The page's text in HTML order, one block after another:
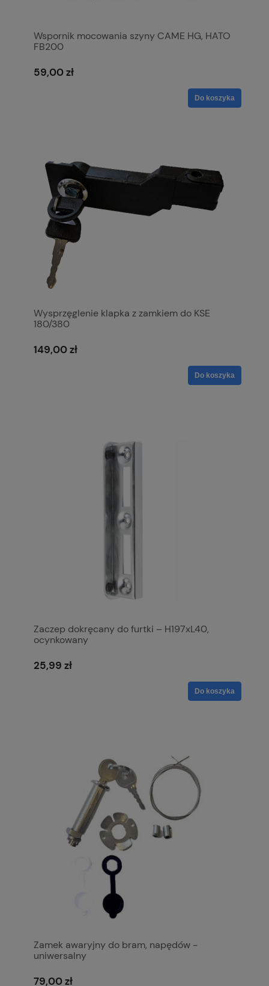
Wspornik mocowania szyny CAME HG, HATO
FB200
59,00 zł
Do koszyka
Wysprzęglenie klapka z zamkiem do KSE
180/380
149,00 zł
Do koszyka
Zaczep dokręcany do furtki – H197xL40,
ocynkowany
25,99 zł
Do koszyka
Zamek awaryjny do bram, napędów -
uniwersalny
79,00 zł